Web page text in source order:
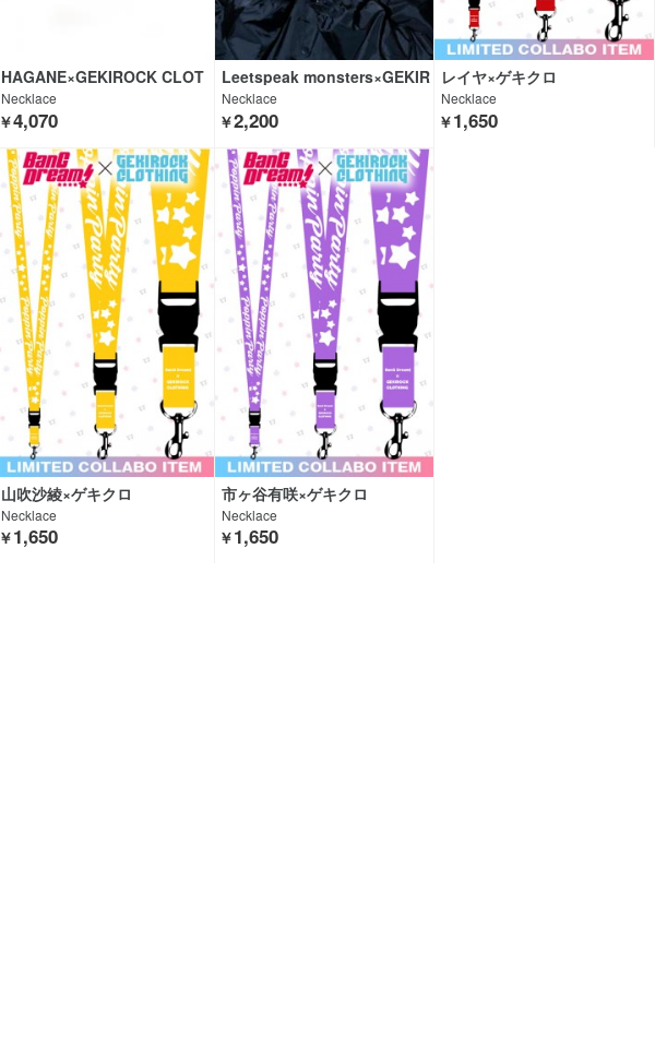
HAGANE×GEKIROCK CLOT
HING×HYPER CORE
Necklace
￥4,070
Leetspeak monsters×GEKIR
OCK CLOTHING
Necklace
￥2,200
レイヤ×ゲキクロ
Necklace
￥1,650
山吹沙綾×ゲキクロ
Necklace
￥1,650
市ヶ谷有咲×ゲキクロ
Necklace
￥1,650